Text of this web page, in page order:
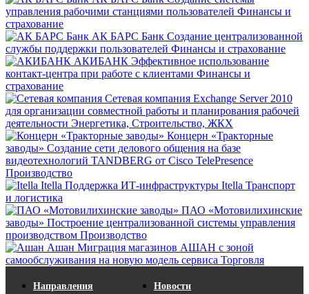
управления рабочими станциями пользователей Финансы и
страхование
АК БАРС Банк Создание централизованной
службы поддержки пользователей Финансы и страхование
АКИБАНК Эффективное использование
контакт-центра при работе с клиентами Финансы и
страхование
Сетевая компания Exchange Server 2010
для организации совместной работы и планирования рабочей
деятельности Энергетика, Строительство, ЖКХ
Концерн «Тракторные
заводы» Создание сети делового общения на базе
видеотехнологий TANDBERG от Cisco TelePresence
Производство
Itella Поддержка ИТ-инфраструктуры Itella Транспорт
и логистика
ПАО «Мотовилихинские
заводы» Построение централизованной системы управления
производством Производство
Ашан Миграция магазинов АШАН с зоной
самообслуживания на новую модель сервиса Торговля
Направления
Новости